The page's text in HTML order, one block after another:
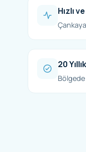
Hızlı
20